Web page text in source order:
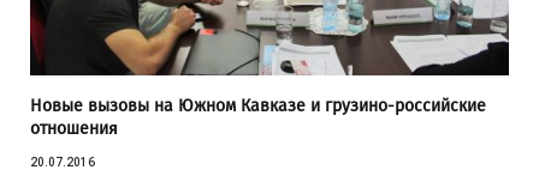
Новые вызовы на Южном Кавказе и грузино-российские
отношения
20.07.2016